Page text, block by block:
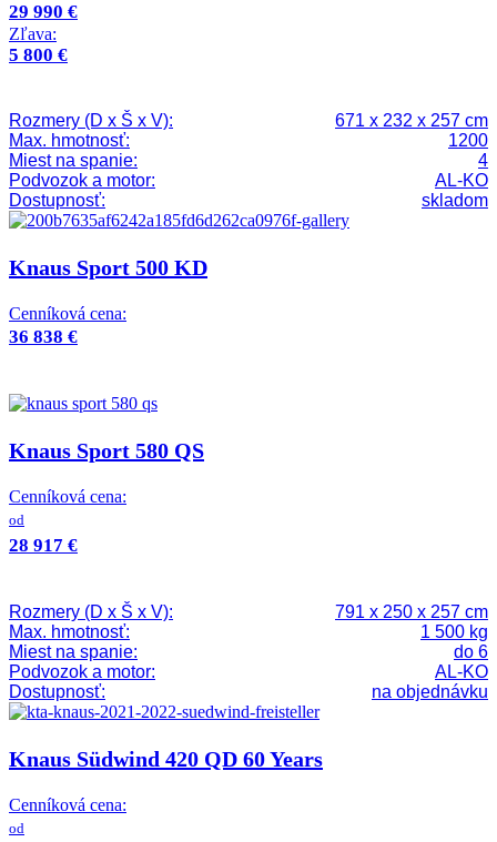
29 990 €
Zľava:
5 800 €
Rozmery (D x Š x V):
671 x 232 x 257 cm
Max. hmotnosť:
1200
Miest na spanie:
4
Podvozok a motor:
AL-KO
Dostupnosť:
skladom
Knaus Sport 500 KD
Cenníková cena:
36 838 €
Knaus Sport 580 QS
Cenníková cena:
od
28 917 €
Rozmery (D x Š x V):
791 x 250 x 257 cm
Max. hmotnosť:
1 500 kg
Miest na spanie:
do 6
Podvozok a motor:
AL-KO
Dostupnosť:
na objednávku
Knaus Südwind 420 QD 60 Years
Cenníková cena:
od